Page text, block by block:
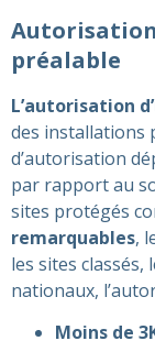
Autorisation
préalable
L’autorisation
des installations
d’autorisation
par rapport au
sites protégés
remarquables,
les sites
nationaux,
Moins de